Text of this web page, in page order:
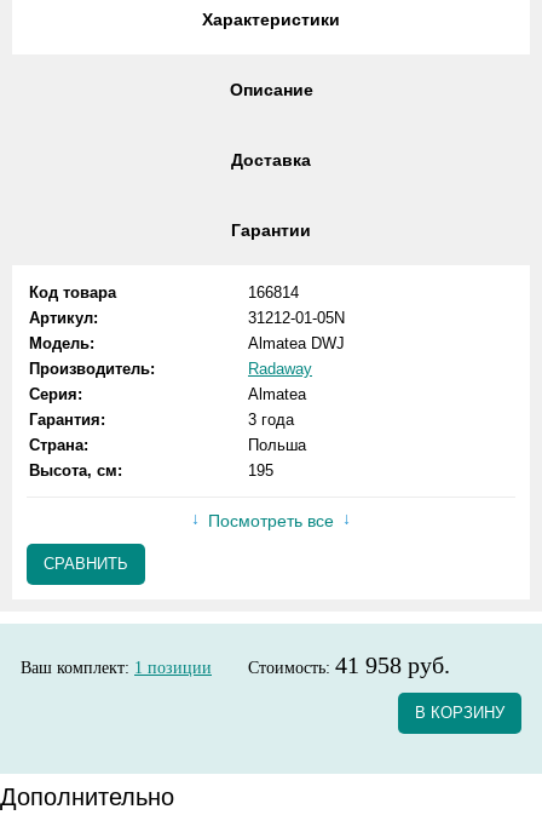
Характеристики
Описание
Доставка
Гарантии
Код товара
166814
Артикул:
31212-01-05N
Модель:
Almatea DWJ
Производитель:
Radaway
Серия:
Almatea
Гарантия:
3 года
Страна:
Польша
Высота, см:
195
Посмотреть все
СРАВНИТЬ
Ваш комплект: 1 позиции Стоимость: 41 958 руб.
В КОРЗИНУ
Дополнительно